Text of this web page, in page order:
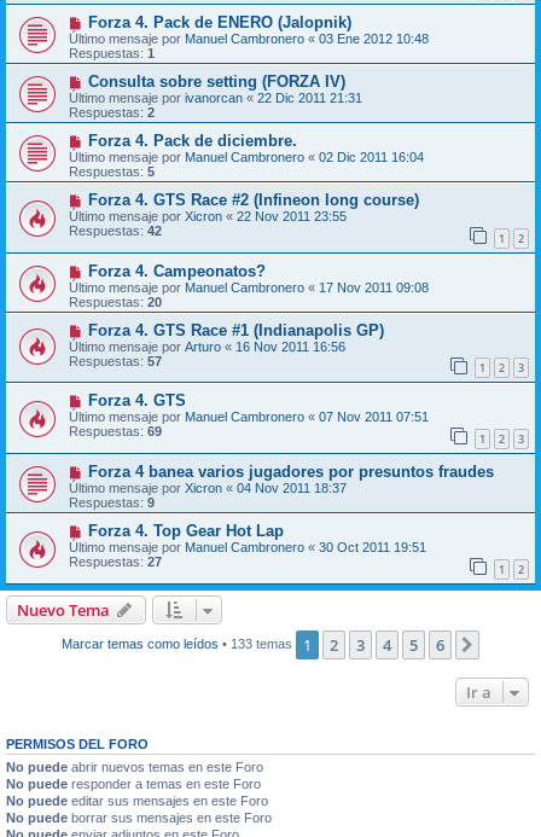
Forza 4. Pack de ENERO (Jalopnik)
Último mensaje por Manuel Cambronero « 03 Ene 2012 10:48
Respuestas: 1
Consulta sobre setting (FORZA IV)
Último mensaje por ivanorcan « 22 Dic 2011 21:31
Respuestas: 2
Forza 4. Pack de diciembre.
Último mensaje por Manuel Cambronero « 02 Dic 2011 16:04
Respuestas: 5
Forza 4. GTS Race #2 (Infineon long course)
Último mensaje por Xicron « 22 Nov 2011 23:55
Respuestas: 42 1 2
Forza 4. Campeonatos?
Último mensaje por Manuel Cambronero « 17 Nov 2011 09:08
Respuestas: 20
Forza 4. GTS Race #1 (Indianapolis GP)
Último mensaje por Arturo « 16 Nov 2011 16:56
Respuestas: 57 1 2 3
Forza 4. GTS
Último mensaje por Manuel Cambronero « 07 Nov 2011 07:51
Respuestas: 69 1 2 3
Forza 4 banea varios jugadores por presuntos fraudes
Último mensaje por Xicron « 04 Nov 2011 18:37
Respuestas: 9
Forza 4. Top Gear Hot Lap
Último mensaje por Manuel Cambronero « 30 Oct 2011 19:51
Respuestas: 27 1 2
Nuevo Tema
Marcar temas como leídos • 133 temas 1 2 3 4 5 6
Ir a
PERMISOS DEL FORO
No puede abrir nuevos temas en este Foro
No puede responder a temas en este Foro
No puede editar sus mensajes en este Foro
No puede borrar sus mensajes en este Foro